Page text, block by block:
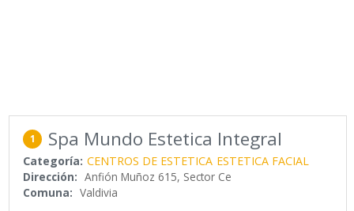
1 Spa Mundo Estetica Integral
Categoría: CENTROS DE ESTETICA ESTETICA FACIAL
Dirección: Anfión Muñoz 615, Sector Ce
Comuna: Valdivia